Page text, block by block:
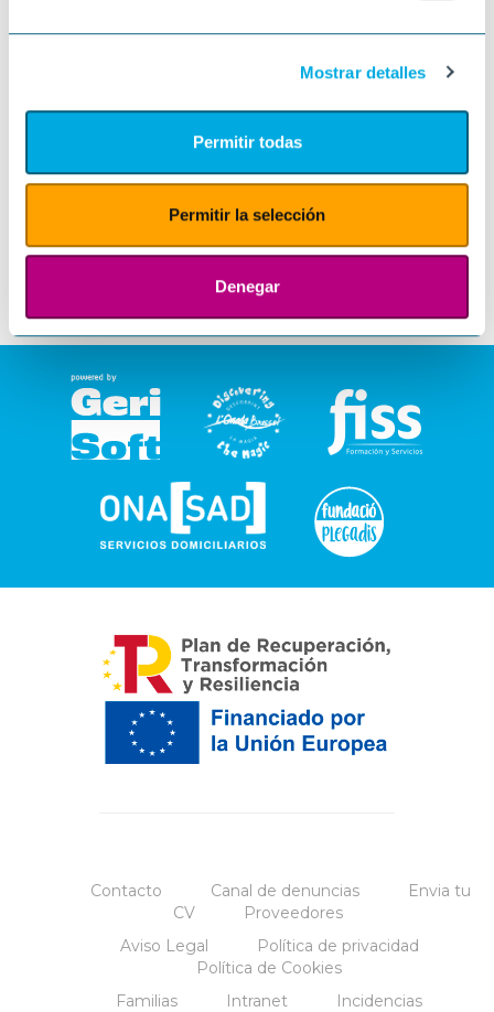
Mostrar detalles
Permitir todas
Permitir la selección
Denegar
Contacto Canal de denuncias
Envia tu
CV
Proveedores
Aviso Legal
Política de privacidad
Política de Cookies
Familias
Intranet Incidencias